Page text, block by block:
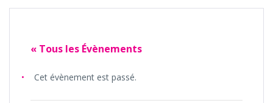
« Tous les Évènements
Cet évènement est passé.